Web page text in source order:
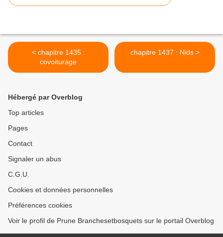
< chapitre 1435 :
covoiturage
chapitre 1437 : Nids >
Hébergé par Overblog
Top articles
Pages
Contact
Signaler un abus
C.G.U.
Cookies et données personnelles
Préférences cookies
Voir le profil de Prune Branchesetbosquets sur le portail Overblog